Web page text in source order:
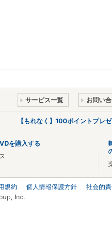
サービス一覧 お問い
【もれなく】100ポイントプレ
を購入する
規約 個人情報保護方針 社会的
Inc.